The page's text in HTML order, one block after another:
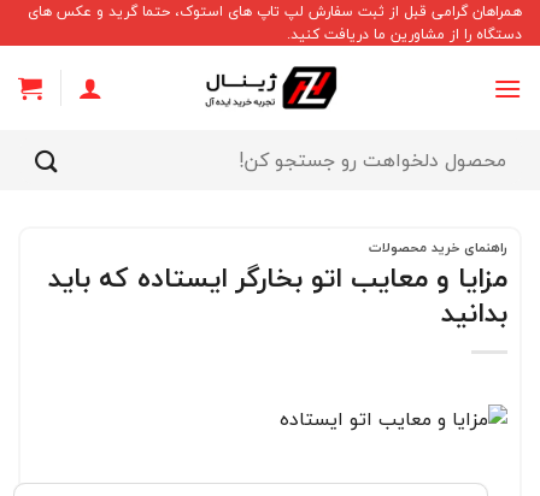
Skip
to
content
همراهان گرامی قبل از ثبت سفارش لپ تاپ های استوک، حتما گرید و عکس های
دستگاه را از مشاورین ما دریافت کنید.
برای:
راهنمای خرید محصولات
مزایا و معایب اتو بخارگر ایستاده که باید
بدانید